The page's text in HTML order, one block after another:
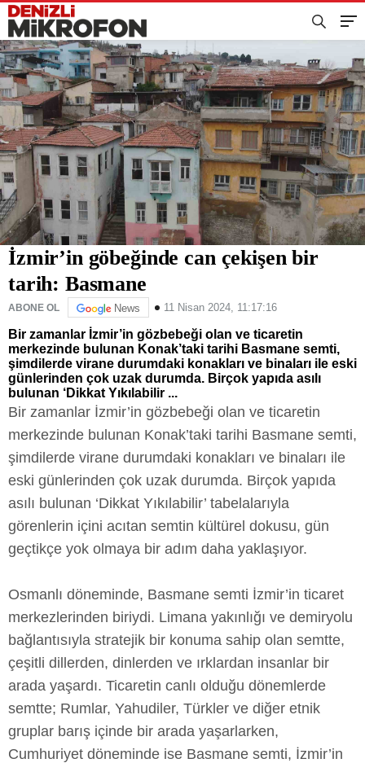
İzmir’in göbeğinde can çekişen bir
tarih: Basmane
ABONE OL News 11 Nisan 2024, 11:17:16
Bir zamanlar İzmir’in gözbebeği olan ve ticaretin
merkezinde bulunan Konak’taki tarihi Basmane semti,
şimdilerde virane durumdaki konakları ve binaları ile eski
günlerinden çok uzak durumda. Birçok yapıda asılı
bulunan ‘Dikkat Yıkılabilir ...
Bir zamanlar İzmir’in gözbebeği olan ve ticaretin
merkezinde bulunan Konak’taki tarihi Basmane semti,
şimdilerde virane durumdaki konakları ve binaları ile
eski günlerinden çok uzak durumda. Birçok yapıda
asılı bulunan ‘Dikkat Yıkılabilir’ tabelalarıyla
görenlerin içini acıtan semtin kültürel dokusu, gün
geçtikçe yok olmaya bir adım daha yaklaşıyor.
Osmanlı döneminde, Basmane semti İzmir’in ticaret
merkezlerinden biriydi. Limana yakınlığı ve demiryolu
bağlantısıyla stratejik bir konuma sahip olan semtte,
çeşitli dillerden, dinlerden ve ırklardan insanlar bir
arada yaşardı. Ticaretin canlı olduğu dönemlerde
semtte; Rumlar, Yahudiler, Türkler ve diğer etnik
gruplar barış içinde bir arada yaşarlarken,
Cumhuriyet döneminde ise Basmane semti, İzmir’in